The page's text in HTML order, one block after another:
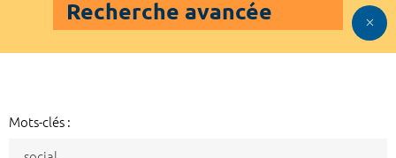
Recherche avancée
Mots-clés :